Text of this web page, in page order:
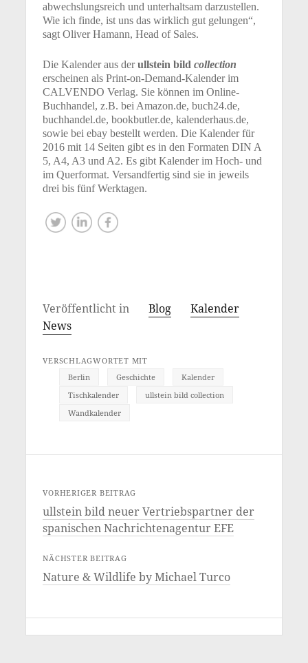
abwechslungsreich und unterhaltsam darzustellen.
Wie ich finde, ist uns das wirklich gut gelungen“,
sagt Oliver Hamann, Head of Sales.
Die Kalender aus derullstein bildcollection
erscheinen als Print-on-Demand-Kalender im
CALVENDO Verlag. Sie können im Online-
Buchhandel, z.B. bei Amazon.de, buch24.de,
buchhandel.de, bookbutler.de, kalenderhaus.de,
sowie bei ebay bestellt werden. Die Kalender für
2016 mit 14 Seiten gibt es in den Formaten DIN A
5, A4, A3 und A2. Es gibt Kalender im Hoch- und
im Querformat. Versandfertig sind sie in jeweils
drei bis fünf Werktagen.
Veröffentlicht in Blog
Kalender
News
VERSCHLAGWORTET MIT
Berlin
Geschichte
Kalender
Tischkalender
ullstein bild collection
Wandkalender
VORHERIGER BEITRAG
ullstein bild neuer Vertriebspartner der
spanischen Nachrichtenagentur EFE
NÄCHSTER BEITRAG
Nature & Wildlife by Michael Turco